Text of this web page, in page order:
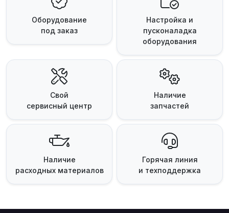
Оборудование
под заказ
Настройка и
пусконаладка
оборудования
Свой
сервисный центр
Наличие
запчастей
Наличие
расходных материалов
Горячая линия
и техподдержка